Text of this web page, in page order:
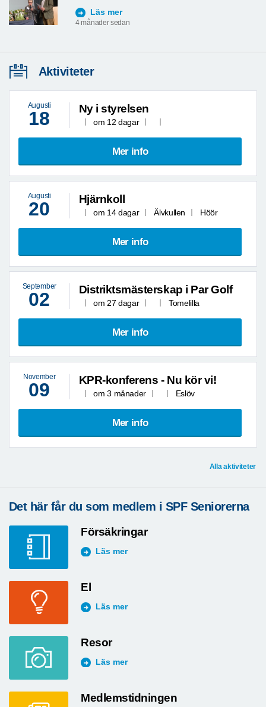
Läs mer
4 månader sedan
Aktiviteter
Augusti
18 Ny i styrelsen
om 12 dagar
Mer info
Augusti
20 Hjärnkoll
om 14 dagar Älvkullen Höör
Mer info
September
02 Distriktsmästerskap i Par Golf
om 27 dagar Tomelilla
Mer info
November
09 KPR-konferens - Nu kör vi!
om 3 månader Eslöv
Mer info
Alla aktiviteter
Det här får du som medlem i SPF Seniorerna
Försäkringar
Läs mer
El
Läs mer
Resor
Läs mer
Medlemstidningen